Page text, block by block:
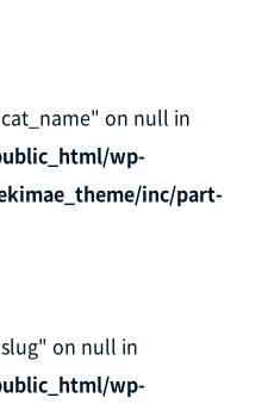
on null in
wp-
inc/part-
on null in
wp-